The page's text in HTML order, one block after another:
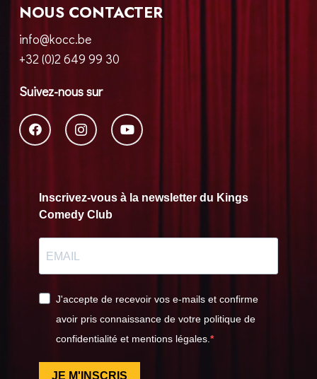
NOUS CONTACTER
info@kocc.be
+32 (0)2 649 99 30
Suivez-nous sur
Inscrivez-vous à la newsletter du Kings
Comedy Club
J'accepte de recevoir vos e-mails et confirme
avoir pris connaissance de votre politique de
confidentialité et mentions légales.
JE M'INSCRIS